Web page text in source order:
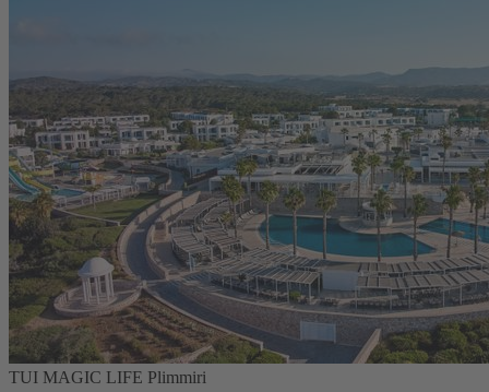
TUI MAGIC LIFE Plimmiri